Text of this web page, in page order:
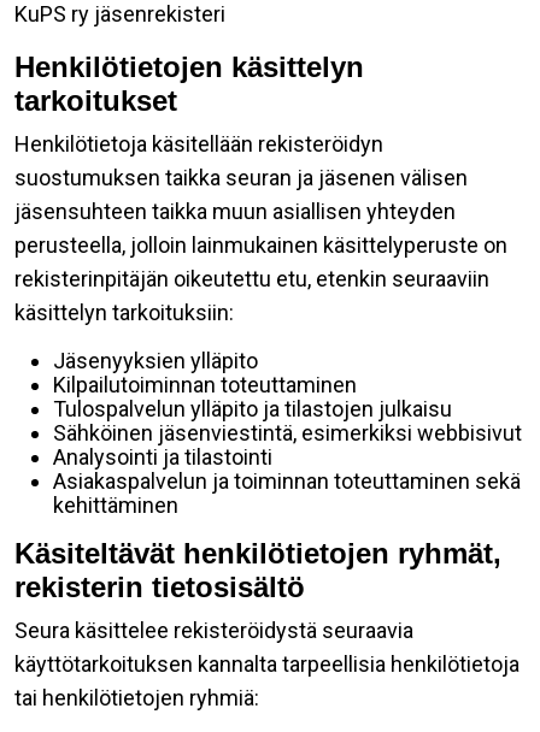
KuPS ry jäsenrekisteri
Henkilötietojen käsittelyn
tarkoitukset
Henkilötietoja käsitellään rekisteröidyn
suostumuksen taikka seuran ja jäsenen välisen
jäsensuhteen taikka muun asiallisen yhteyden
perusteella, jolloin lainmukainen käsittelyperuste on
rekisterinpitäjän oikeutettu etu, etenkin seuraaviin
käsittelyn tarkoituksiin:
Jäsenyyksien ylläpito
Kilpailutoiminnan toteuttaminen
Tulospalvelun ylläpito ja tilastojen julkaisu
Sähköinen jäsenviestintä, esimerkiksi webbisivut
Analysointi ja tilastointi
Asiakaspalvelun ja toiminnan toteuttaminen sekä
kehittäminen
Käsiteltävät henkilötietojen ryhmät,
rekisterin tietosisältö
Seura käsittelee rekisteröidystä seuraavia
käyttötarkoituksen kannalta tarpeellisia henkilötietoja
tai henkilötietojen ryhmiä: